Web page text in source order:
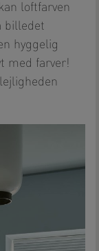
loftfarven
billedet
hyggelig
med farver!